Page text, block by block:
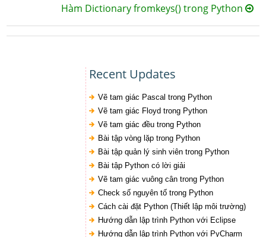
Hàm Dictionary fromkeys() trong Python
Recent Updates
Vẽ tam giác Pascal trong Python
Vẽ tam giác Floyd trong Python
Vẽ tam giác đều trong Python
Bài tập vòng lặp trong Python
Bài tập quản lý sinh viên trong Python
Bài tập Python có lời giải
Vẽ tam giác vuông cân trong Python
Check số nguyên tố trong Python
Cách cài đặt Python (Thiết lập môi trường)
Hướng dẫn lập trình Python với Eclipse
Hướng dẫn lập trình Python với PyCharm